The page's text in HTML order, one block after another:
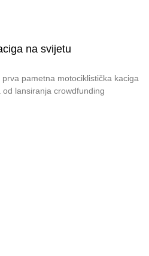
na svijetu
pametna motociklistička kaciga
lansiranja crowdfunding